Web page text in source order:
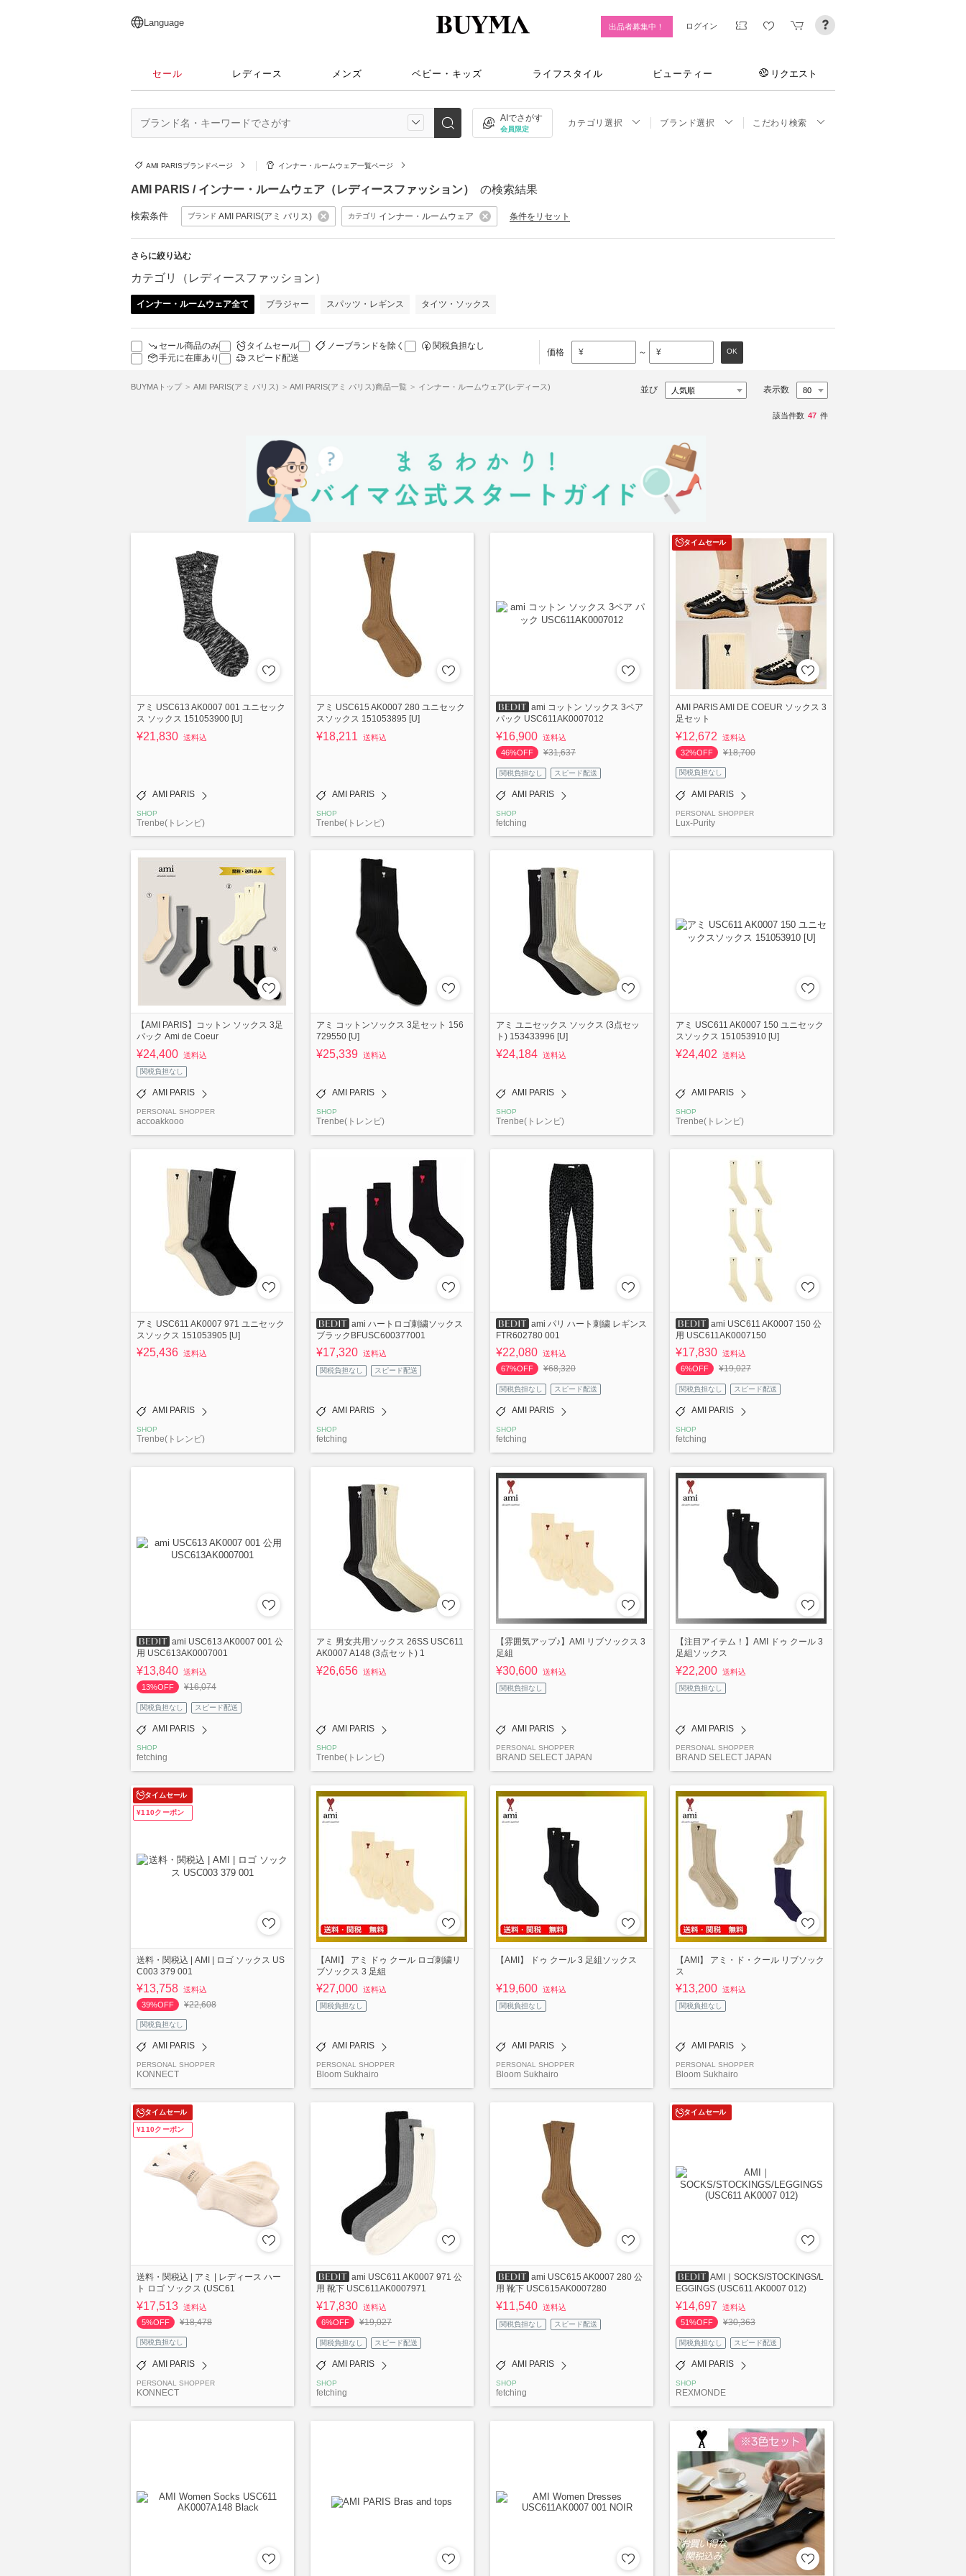
日本語
English
简体中文
繁體中文
Language 出品者募集中！ ログイン
セール レディース メンズ ベビー・キッズ ライフスタイル ビューティー リクエスト
AIでさがす
会員限定
カテゴリ選択 ブランド選択 こだわり検索
AMI PARISブランドページ インナー・ルームウェア一覧ページ
AMI PARIS / インナー・ルームウェア（レディースファッション） の検索結果
検索条件 ブランド AMI PARIS(アミ パリス) カテゴリ インナー・ルームウェア 条件をリセット
さらに絞り込む
カテゴリ（レディースファッション）
インナー・ルームウェア全て ブラジャー スパッツ・レギンス タイツ・ソックス
セール商品のみ タイムセール ノーブランドを除く
関税負担なし
手元に在庫あり
スピード配送
価格 ¥ ～ ¥ OK
BUYMAトップ AMI PARIS(アミ パリス) AMI PARIS(アミ パリス)商品一覧 インナー・ルームウェア(レディース) 並び 表示数
該当件数 47 件
アミ USC613 AK0007 001 ユニセック
ス ソックス 151053900 [U]
¥21,830 送料込
AMI PARIS
SHOP
Trenbe(トレンビ)
アミ USC615 AK0007 280 ユニセック
スソックス 151053895 [U]
¥18,211 送料込
AMI PARIS
SHOP
Trenbe(トレンビ)
ami コットン ソックス 3ペア
パック USC611AK0007012
¥16,900 送料込
46%OFF
¥31,637
関税負担なし スピード配送
AMI PARIS
SHOP
fetching
タイムセール
AMI PARIS AMI DE COEUR ソックス 3
足セット
¥12,672
送料込
32%OFF
¥18,700
関税負担なし
AMI PARIS
PERSONAL SHOPPER
Lux-Purity
【AMI PARIS】コットン ソックス 3足
パック Ami de Coeur
¥24,400 送料込
関税負担なし
AMI PARIS
PERSONAL SHOPPER
accoakkooo
アミ コットンソックス 3足セット 156
729550 [U]
¥25,339 送料込
AMI PARIS
SHOP
Trenbe(トレンビ)
アミ ユニセックス ソックス (3点セッ
ト) 153433996 [U]
¥24,184 送料込
AMI PARIS
SHOP
Trenbe(トレンビ)
アミ USC611 AK0007 150 ユニセック
スソックス 151053910 [U]
¥24,402 送料込
AMI PARIS
SHOP
Trenbe(トレンビ)
アミ USC611 AK0007 971 ユニセック
スソックス 151053905 [U]
¥25,436 送料込
AMI PARIS
SHOP
Trenbe(トレンビ)
ami ハートロゴ刺繍ソックス
ブラックBFUSC600377001
¥17,320 送料込
関税負担なし スピード配送
AMI PARIS
SHOP
fetching
ami パリ ハート刺繍 レギンス
FTR602780 001
¥22,080 送料込
67%OFF
¥68,320
関税負担なし スピード配送
AMI PARIS
SHOP
fetching
ami USC611 AK0007 150 公
用 USC611AK0007150
¥17,830 送料込
6%OFF
¥19,027
関税負担なし スピード配送
AMI PARIS
SHOP
fetching
ami USC613 AK0007 001 公
用 USC613AK0007001
¥13,840 送料込
13%OFF
¥16,074
関税負担なし スピード配送
AMI PARIS
SHOP
fetching
アミ 男女共用ソックス 26SS USC611
AK0007 A148 (3点セット) 1
¥26,656 送料込
AMI PARIS
SHOP
Trenbe(トレンビ)
【雰囲気アップ♪】AMI リブソックス 3
足組
¥30,600 送料込
関税負担なし
AMI PARIS
PERSONAL SHOPPER
BRAND SELECT JAPAN
【注目アイテム！】AMI ドゥ クール 3
足組ソックス
¥22,200 送料込
関税負担なし
AMI PARIS
PERSONAL SHOPPER
BRAND SELECT JAPAN
タイムセール
¥110クーポン
送料・関税込 | AMI | ロゴ ソックス US
C003 379 001
¥13,758 送料込
39%OFF
¥22,608
関税負担なし
AMI PARIS
PERSONAL SHOPPER
KONNECT
【AMI】 アミ ドゥ クール ロゴ刺繍リ
ブソックス 3 足組
¥27,000 送料込
関税負担なし
AMI PARIS
PERSONAL SHOPPER
Bloom Sukhairo
【AMI】 ドゥ クール 3 足組ソックス
¥19,600 送料込
関税負担なし
AMI PARIS
PERSONAL SHOPPER
Bloom Sukhairo
【AMI】 アミ・ド・クール リブソック
ス
¥13,200 送料込
関税負担なし
AMI PARIS
PERSONAL SHOPPER
Bloom Sukhairo
タイムセール
¥110クーポン
送料・関税込 | アミ | レディース ハー
ト ロゴ ソックス (USC61
¥17,513 送料込
5%OFF
¥18,478
関税負担なし
AMI PARIS
PERSONAL SHOPPER
KONNECT
ami USC611 AK0007 971 公
用 靴下 USC611AK0007971
¥17,830 送料込
6%OFF
¥19,027
関税負担なし スピード配送
AMI PARIS
SHOP
fetching
ami USC615 AK0007 280 公
用 靴下 USC615AK0007280
¥11,540 送料込
関税負担なし スピード配送
AMI PARIS
SHOP
fetching
タイムセール
AMI｜SOCKS/STOCKINGS/L
EGGINGS (USC611 AK0007 012)
¥14,697
送料込
51%OFF
¥30,363
関税負担なし スピード配送
AMI PARIS
SHOP
REXMONDE